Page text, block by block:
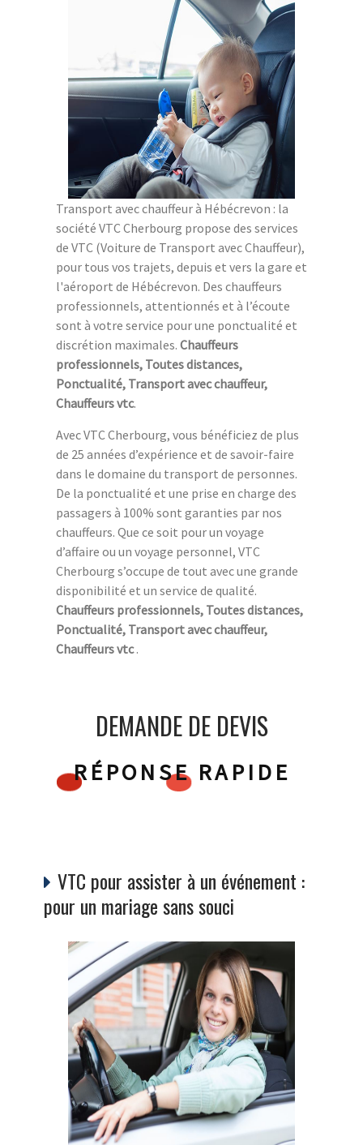
Transport avec chauffeur à Hébécrevon : la
société VTC Cherbourg propose des services
de VTC (Voiture de Transport avec Chauffeur),
pour tous vos trajets, depuis et vers la gare et
l'aéroport de Hébécrevon. Des chauffeurs
professionnels, attentionnés et à l’écoute
sont à votre service pour une ponctualité et
discrétion maximales. Chauffeurs
professionnels, Toutes distances,
Ponctualité, Transport avec chauffeur,
Chauffeurs vtc.
Avec VTC Cherbourg, vous bénéficiez de plus
de 25 années d’expérience et de savoir-faire
dans le domaine du transport de personnes.
De la ponctualité et une prise en charge des
passagers à 100% sont garanties par nos
chauffeurs. Que ce soit pour un voyage
d’affaire ou un voyage personnel, VTC
Cherbourg s’occupe de tout avec une grande
disponibilité et un service de qualité.
Chauffeurs professionnels, Toutes distances,
Ponctualité, Transport avec chauffeur,
Chauffeurs vtc.
DEMANDE DE DEVIS
RÉPONSE RAPIDE
VTC pour assister à un événement :
pour un mariage sans souci